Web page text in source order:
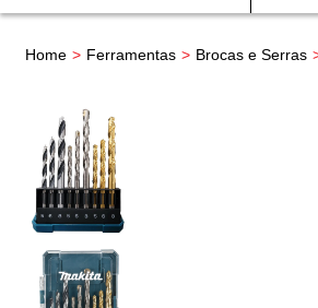
Home Ferramentas Brocas e Serras